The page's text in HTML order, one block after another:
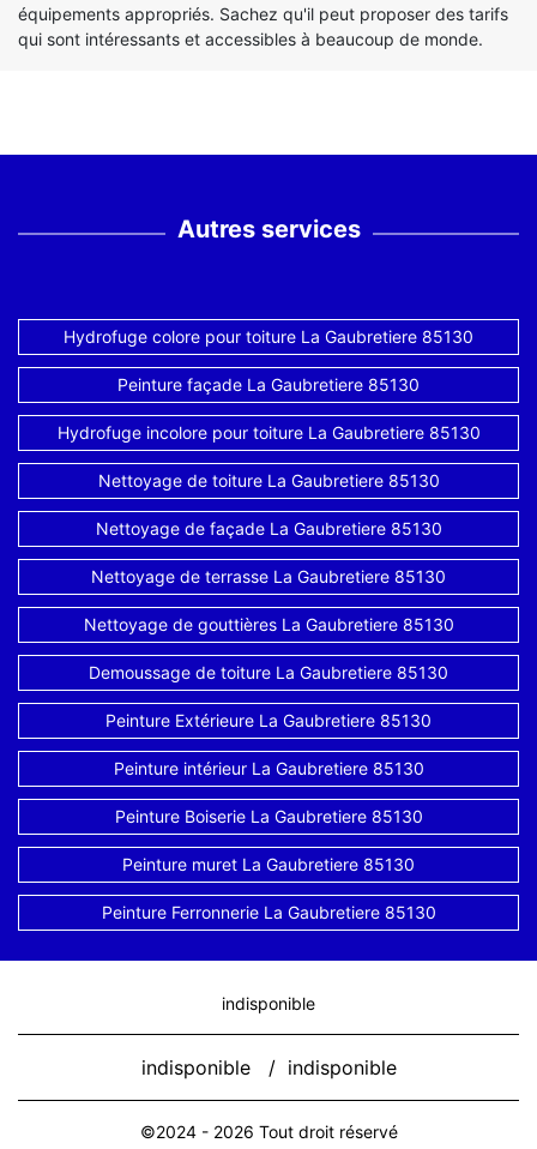
équipements appropriés. Sachez qu'il peut proposer des tarifs
qui sont intéressants et accessibles à beaucoup de monde.
Autres services
Hydrofuge colore pour toiture La Gaubretiere 85130
Peinture façade La Gaubretiere 85130
Hydrofuge incolore pour toiture La Gaubretiere 85130
Nettoyage de toiture La Gaubretiere 85130
Nettoyage de façade La Gaubretiere 85130
Nettoyage de terrasse La Gaubretiere 85130
Nettoyage de gouttières La Gaubretiere 85130
Demoussage de toiture La Gaubretiere 85130
Peinture Extérieure La Gaubretiere 85130
Peinture intérieur La Gaubretiere 85130
Peinture Boiserie La Gaubretiere 85130
Peinture muret La Gaubretiere 85130
Peinture Ferronnerie La Gaubretiere 85130
indisponible
indisponible / indisponible
©2024 - 2026 Tout droit réservé